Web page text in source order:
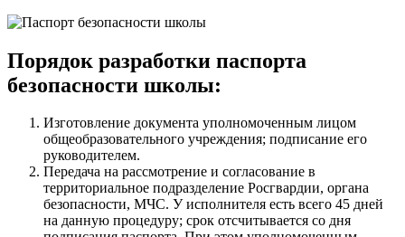
Порядок разработки паспорта
безопасности школы:
Изготовление документа уполномоченным лицом
общеобразовательного учреждения; подписание его
руководителем.
Передача на рассмотрение и согласование в
территориальное подразделение Росгвардии, органа
безопасности, МЧС. У исполнителя есть всего 45 дней
на данную процедуру; срок отсчитывается со дня